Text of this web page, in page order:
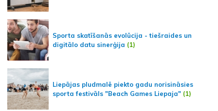
Sporta skatīšanās evolūcija - tiešraides un
digitālo datu sinerģija (1)
Liepājas pludmalē piekto gadu norisināsies
sporta festivāls "Beach Games Liepaja" (1)